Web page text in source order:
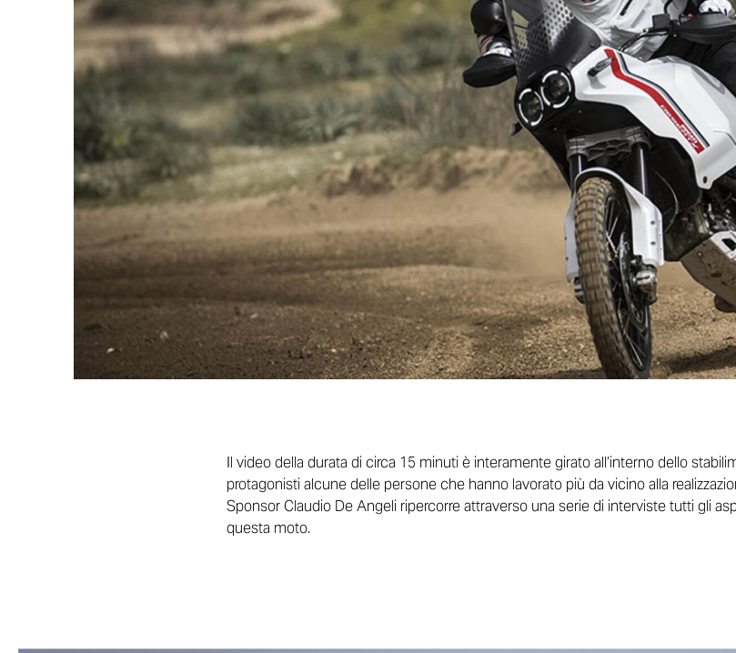
Il video della durata di circa 15 minuti è interamente girato all’interno dello
protagonisti alcune delle persone che hanno lavorato più da vicino alla
Sponsor Claudio De Angeli ripercorre attraverso una serie di interviste tutti gli
questa moto.